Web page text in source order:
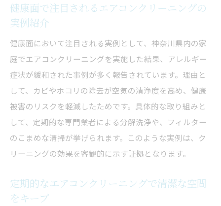
健康面で注目されるエアコンクリーニングの
実例紹介
健康面において注目される実例として、神奈川県内の家
庭でエアコンクリーニングを実施した結果、アレルギー
症状が緩和された事例が多く報告されています。理由と
して、カビやホコリの除去が空気の清浄度を高め、健康
被害のリスクを軽減したためです。具体的な取り組みと
して、定期的な専門業者による分解洗浄や、フィルター
のこまめな清掃が挙げられます。このような実例は、ク
リーニングの効果を客観的に示す証拠となります。
定期的なエアコンクリーニングで清潔な空間
をキープ